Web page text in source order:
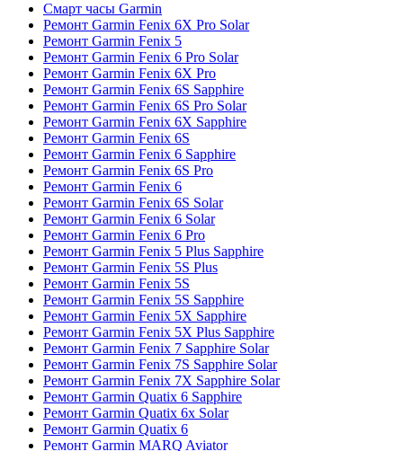
Смарт часы Garmin
Ремонт Garmin Fenix 6X Pro Solar
Ремонт Garmin Fenix 5
Ремонт Garmin Fenix 6 Pro Solar
Ремонт Garmin Fenix 6X Pro
Ремонт Garmin Fenix 6S Sapphire
Ремонт Garmin Fenix 6S Pro Solar
Ремонт Garmin Fenix 6X Sapphire
Ремонт Garmin Fenix 6S
Ремонт Garmin Fenix 6 Sapphire
Ремонт Garmin Fenix 6S Pro
Ремонт Garmin Fenix 6
Ремонт Garmin Fenix 6S Solar
Ремонт Garmin Fenix 6 Solar
Ремонт Garmin Fenix 6 Pro
Ремонт Garmin Fenix 5 Plus Sapphire
Ремонт Garmin Fenix 5S Plus
Ремонт Garmin Fenix 5S
Ремонт Garmin Fenix 5S Sapphire
Ремонт Garmin Fenix 5X Sapphire
Ремонт Garmin Fenix 5X Plus Sapphire
Ремонт Garmin Fenix 7 Sapphire Solar
Ремонт Garmin Fenix 7S Sapphire Solar
Ремонт Garmin Fenix 7X Sapphire Solar
Ремонт Garmin Quatix 6 Sapphire
Ремонт Garmin Quatix 6x Solar
Ремонт Garmin Quatix 6
Ремонт Garmin MARQ Aviator